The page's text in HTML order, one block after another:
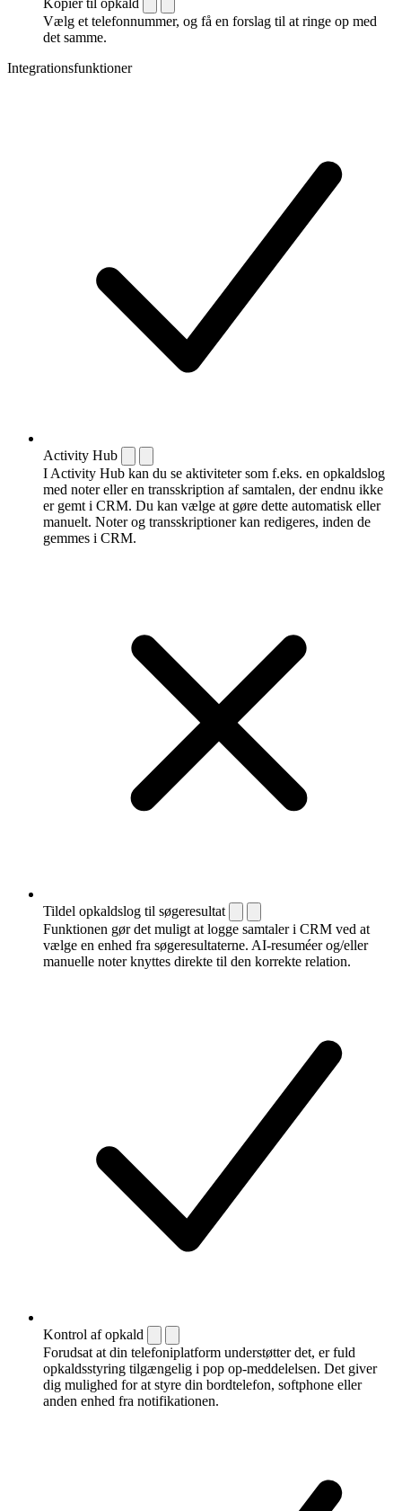
Vælg et telefonnummer, og få en forslag til at ringe op med
det samme.
Integrationsfunktioner
Activity Hub
I Activity Hub kan du se aktiviteter som f.eks. en opkaldslog
med noter eller en transskription af samtalen, der endnu ikke
er gemt i CRM. Du kan vælge at gøre dette automatisk eller
manuelt. Noter og transskriptioner kan redigeres, inden de
gemmes i CRM.
Tildel opkaldslog til søgeresultat
Funktionen gør det muligt at logge samtaler i CRM ved at
vælge en enhed fra søgeresultaterne. AI-resuméer og/eller
manuelle noter knyttes direkte til den korrekte relation.
Kontrol af opkald
Forudsat at din telefoniplatform understøtter det, er fuld
opkaldsstyring tilgængelig i pop op-meddelelsen. Det giver
dig mulighed for at styre din bordtelefon, softphone eller
anden enhed fra notifikationen.